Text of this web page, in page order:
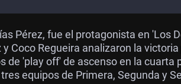
Pérez, fue el protagonista en 'Los
Coco Regueira analizaron la
de 'play off' de ascenso en la cuarta
equipos de Primera, Segunda y